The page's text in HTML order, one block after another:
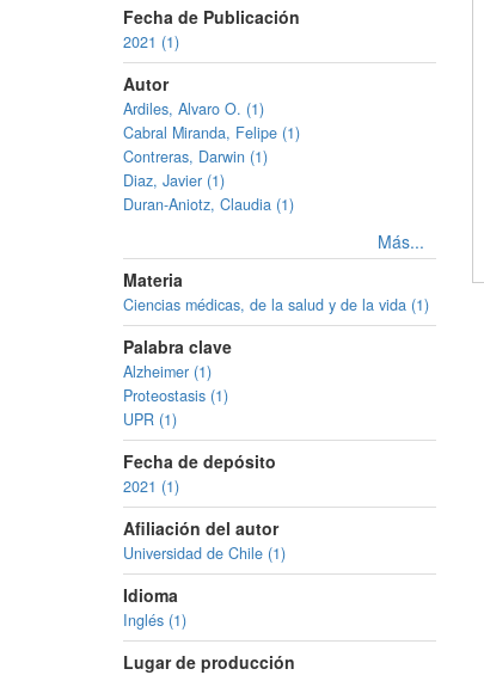
Fecha de Publicación
2021 (1)
Autor
Ardiles, Alvaro O. (1)
Cabral Miranda, Felipe (1)
Contreras, Darwin (1)
Diaz, Javier (1)
Duran-Aniotz, Claudia (1)
Más...
Materia
Ciencias médicas, de la salud y de la vida (1)
Palabra clave
Alzheimer (1)
Proteostasis (1)
UPR (1)
Fecha de depósito
2021 (1)
Afiliación del autor
Universidad de Chile (1)
Idioma
Inglés (1)
Lugar de producción